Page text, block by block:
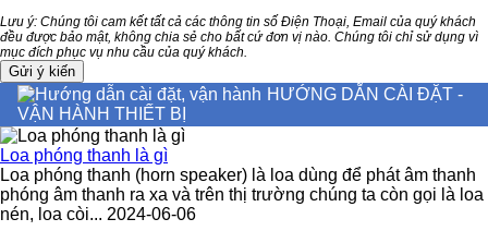
Lưu ý: Chúng tôi cam kết tất cả các thông tin số Điện Thoại, Email của quý khách
đều được bảo mật, không chia sẻ cho bất cứ đơn vị nào. Chúng tôi chỉ sử dụng vì
mục đích phục vụ nhu cầu của quý khách.
HƯỚNG DẪN CÀI ĐẶT -
VẬN HÀNH THIẾT BỊ
Loa phóng thanh là gì
Loa phóng thanh (horn speaker) là loa dùng để phát âm thanh
phóng âm thanh ra xa và trên thị trường chúng ta còn gọi là loa
nén, loa còi... 2024-06-06